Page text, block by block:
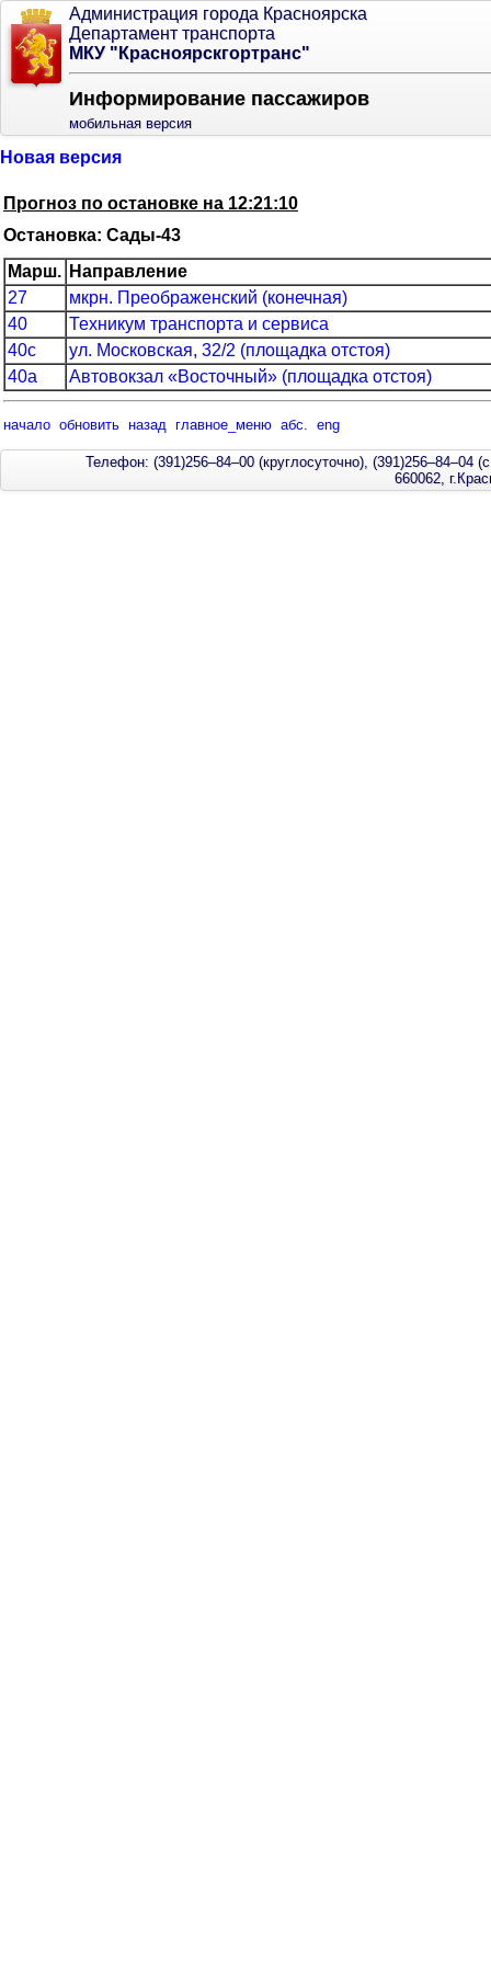
Администрация города Красноярска
Департамент транспорта
МКУ "Красноярскгортранс"
Информирование пассажиров
мобильная версия
Новая версия
Прогноз по остановке на 12:21:10
Остановка: Сады-43
Марш. Направление
27
мкрн. Преображенский (конечная)
40
Техникум транспорта и сервиса
40с
ул. Московская, 32/2 (площадка отстоя)
40а
Автовокзал «Восточный» (площадка отстоя)
начало обновить назад главное_меню абс. eng
Телефон: (391)256–84–00 (круглосуточно), (391)256–84–04
660062,